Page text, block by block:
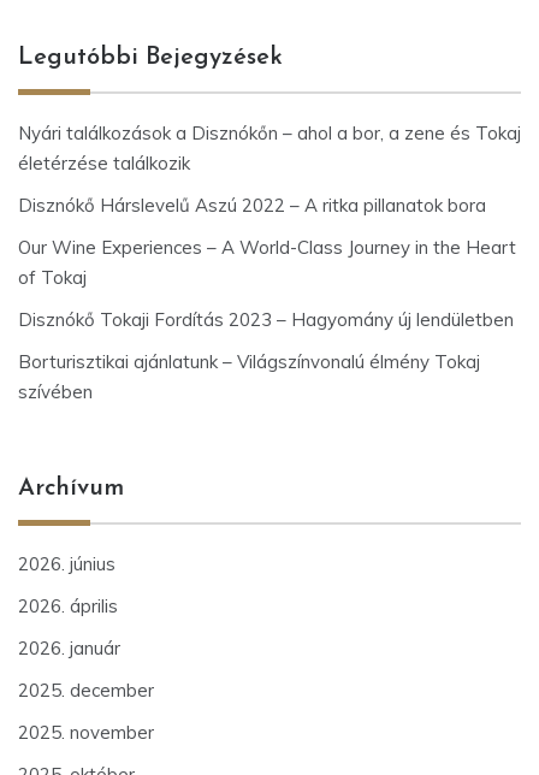
Legutóbbi Bejegyzések
Nyári találkozások a Disznókőn – ahol a bor, a zene és Tokaj
életérzése találkozik
Disznókő Hárslevelű Aszú 2022 – A ritka pillanatok bora
Our Wine Experiences – A World-Class Journey in the Heart
of Tokaj
Disznókő Tokaji Fordítás 2023 – Hagyomány új lendületben
Borturisztikai ajánlatunk – Világszínvonalú élmény Tokaj
szívében
Archívum
2026. június
2026. április
2026. január
2025. december
2025. november